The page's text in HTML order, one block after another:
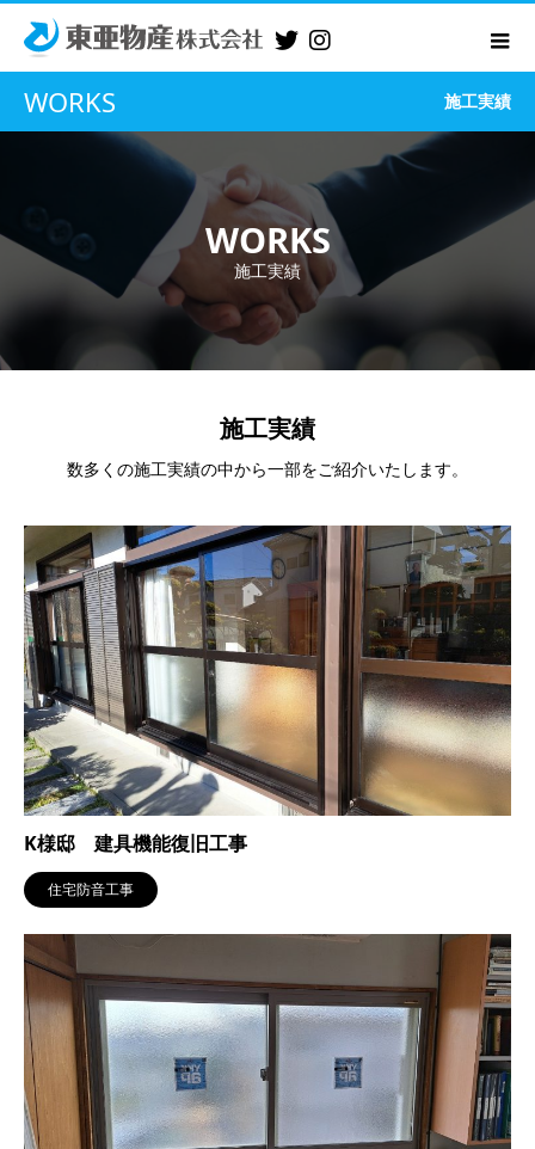
WORKS 施工実績
WORKS
施工実績
施工実績
数多くの施工実績の中から一部をご紹介いたします。
K様邸 建具機能復旧工事
住宅防音工事